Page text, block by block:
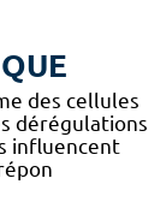
des cellules
dérégulations
influencent